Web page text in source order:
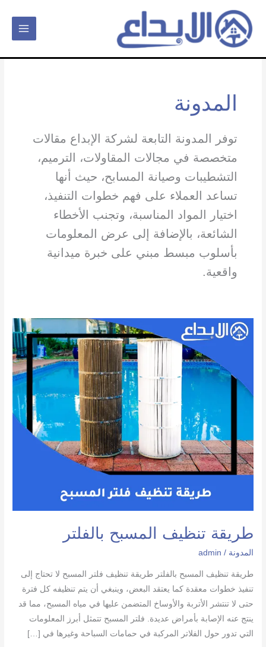
المحتوى
المدونة
توفر المدونة التابعة لشركة الإبداع مقالات
متخصصة في مجالات المقاولات، الترميم،
التشطيبات وصيانة المسابح، حيث أنها
تساعد العملاء على فهم خطوات التنفيذ،
اختيار المواد المناسبة، وتجنب الأخطاء
الشائعة، بالإضافة إلى عرض المعلومات
بأسلوب مبسط مبني على خبرة ميدانية
واقعية.
طريقة تنظيف المسبح بالفلتر
المدونة /
admin
طريقة تنظيف المسبح بالفلتر طريقة تنظيف فلتر المسبح لا تحتاج إلى
تنفيذ خطوات معقدة كما يعتقد البعض، وينبغي أن يتم تنظيفه كل فترة
حتى لا تنتشر الأتربة والأوساخ المتضمن عليها في مياه المسبح، مما قد
ينتج عنه الإصابة بأمراض عديدة. فلتر المسبح تتمثل أبرز المعلومات
التي تدور حول الفلاتر المركبة في حمامات السباحة وغيرها في […]